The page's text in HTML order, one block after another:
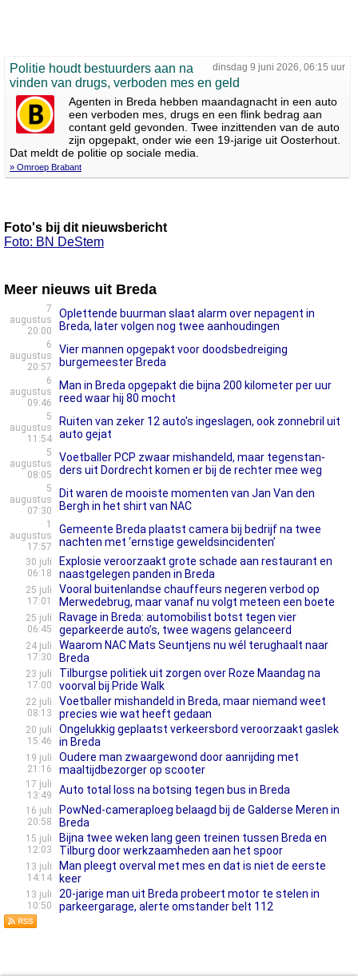
dinsdag 9 juni 2026, 06:15 uur
Politie houdt bestuurders aan na
vinden van drugs, verboden mes en geld
Agenten in Breda hebben maandagnacht in een auto
een verboden mes, drugs en een flink bedrag aan
contant geld gevonden. Twee inzittenden van de auto
zijn opgepakt, onder wie een 19-jarige uit Oosterhout.
Dat meldt de politie op sociale media.
» Omroep Brabant
Foto's bij dit nieuwsbericht
Foto: BN DeStem
Meer nieuws uit Breda
7
augustus
20:00
Oplettende buurman slaat alarm over nepagent in
Breda, later volgen nog twee aanhoudingen
6
augustus
20:57
Vier mannen opgepakt voor doodsbedreiging
burgemeester Breda
6
augustus
09:46
Man in Breda opgepakt die bijna 200 kilometer per uur
reed waar hij 80 mocht
5
augustus
11:54
Ruiten van zeker 12 auto's ingeslagen, ook zonnebril uit
auto gejat
5
augustus
08:05
Voetballer PCP zwaar mishandeld, maar tegenstan­
ders uit Dordrecht komen er bij de rechter mee weg
5
augustus
07:30
Dit waren de mooiste momenten van Jan Van den
Bergh in het shirt van NAC
1
augustus
17:57
Gemeente Breda plaatst camera bij bedrijf na twee
nachten met ‘ernstige geweldsincidenten’
30 juli
06:18
Explosie veroorzaakt grote schade aan restaurant en
naastgelegen panden in Breda
25 juli
17:01
Vooral buitenlandse chauffeurs negeren verbod op
Merwedebrug, maar vanaf nu volgt meteen een boete
25 juli
06:45
Ravage in Breda: automobilist botst tegen vier
geparkeerde auto’s, twee wagens gelanceerd
24 juli
17:30
Waarom NAC Mats Seuntjens nu wél terughaalt naar
Breda
23 juli
17:00
Tilburgse politiek uit zorgen over Roze Maandag na
voorval bij Pride Walk
22 juli
08:13
Voetballer mishandeld in Breda, maar niemand weet
precies wie wat heeft gedaan
20 juli
15:46
Ongelukkig geplaatst verkeersbord veroorzaakt gaslek
in Breda
19 juli
21:16
Oudere man zwaargewond door aanrijding met
maaltijdbezorger op scooter
17 juli
13:49
Auto total loss na botsing tegen bus in Breda
16 juli
20:58
Pow­Ned-camera­ploeg belaagd bij de Galderse Meren in
Breda
15 juli
12:03
Bijna twee weken lang geen treinen tussen Breda en
Tilburg door werkzaamheden aan het spoor
13 juli
14:14
Man pleegt overval met mes en dat is niet de eerste
keer
13 juli
10:50
20-jarige man uit Breda probeert motor te stelen in
parkeergarage, alerte omstander belt 112